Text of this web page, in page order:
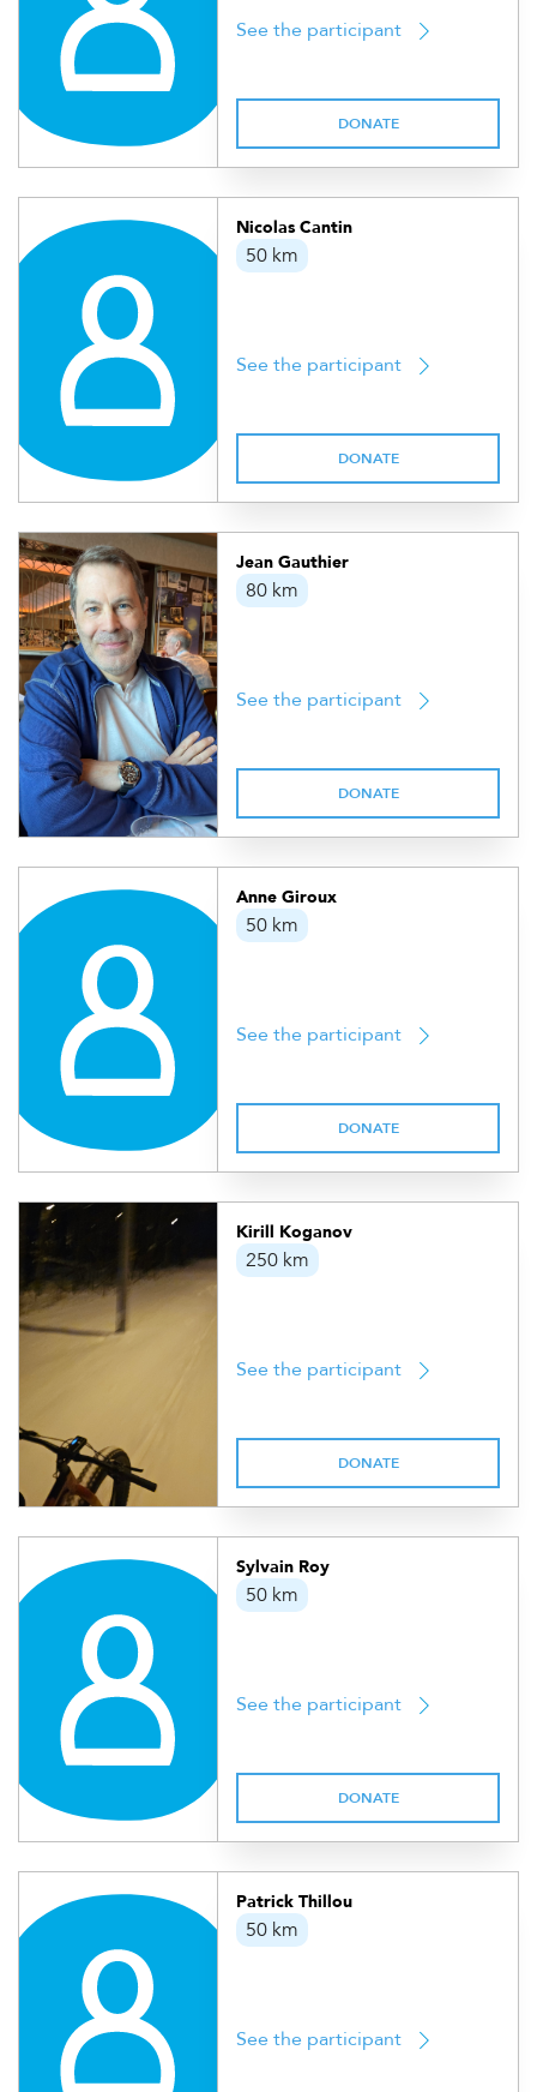
See the participant
DONATE
Nicolas Cantin
50 km
See the participant
DONATE
Jean Gauthier
80 km
See the participant
DONATE
Anne Giroux
50 km
See the participant
DONATE
Kirill Koganov
250 km
See the participant
DONATE
Sylvain Roy
50 km
See the participant
DONATE
Patrick Thillou
50 km
See the participant